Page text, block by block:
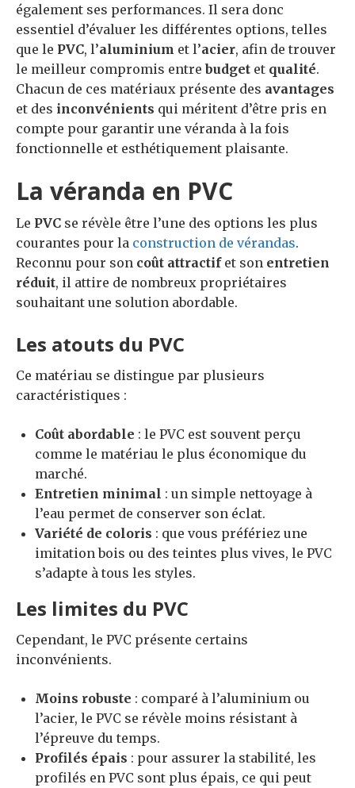
également ses performances. Il sera donc
essentiel d’évaluer les différentes options, telles
que le PVC, l’aluminium et l’acier, afin de trouver
le meilleur compromis entrebudget et qualité.
Chacun de ces matériaux présente des avantages
et des inconvénients qui méritent d’être pris en
compte pour garantir une véranda à la fois
fonctionnelle et esthétiquement plaisante.
La véranda en PVC
Le PVC se révèle être l’une des options les plus
courantes pour la construction de vérandas.
Reconnu pour son coût attractifet son entretien
réduit, il attire de nombreux propriétaires
souhaitant une solution abordable.
Les atouts du PVC
Ce matériau se distingue par plusieurs
caractéristiques :
Coût abordable : le PVC est souvent perçu
comme le matériau le plus économique du
marché.
Entretien minimal : un simple nettoyage à
l’eau permet de conserver son éclat.
Variété de coloris : que vous préfériez une
imitation bois ou des teintes plus vives, le PVC
s’adapte à tous les styles.
Les limites du PVC
Cependant, le PVC présente certains
inconvénients.
Moins robuste : comparé à l’aluminium ou
l’acier, le PVC se révèle moins résistant à
l’épreuve du temps.
Profilés épais : pour assurer la stabilité, les
profilés en PVC sont plus épais, ce qui peut